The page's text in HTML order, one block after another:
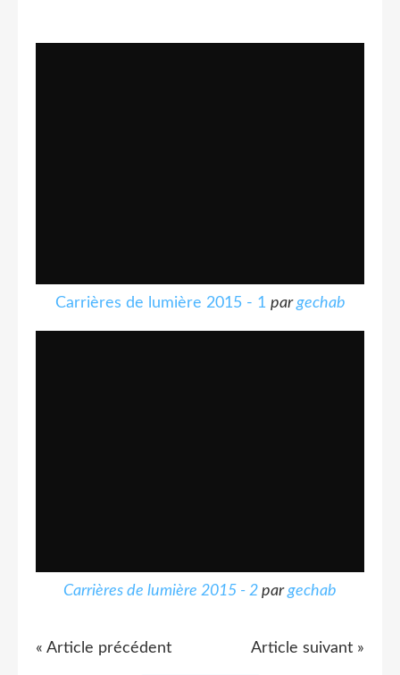
Carrières de lumière 2015 - 1 pargechab
Carrières de lumière 2015 - 2 pargechab
« Article précédent Article suivant »